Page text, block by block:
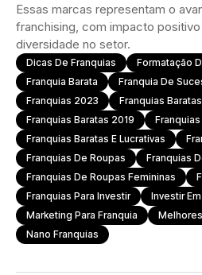
Essas marcas representam o
franchising, com impacto
diversidade no setor.
Dicas De Franquias Formatação
Franquia Barata
Franquia De
Franquias 2023
Franquias Baratas
Franquias Baratas 2019
Franquias Baratas E Lucrativas
Franquias De Roupas
Franquias
Franquias De Roupas Femininas
Franquias Para Investir
Investir
Marketing Para Franquia
Nano Franquias